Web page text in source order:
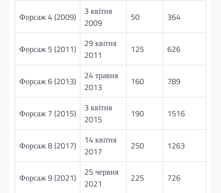
Форсаж 4 (2009)
3 квітня
2009
50 364
Форсаж 5 (2011)
29 квітня
2011
125 626
Форсаж 6 (2013)
24 травня
2013
160 789
Форсаж 7 (2015)
3 квітня
2015
190 1516
Форсаж 8 (2017)
14 квітня
2017
250 1263
Форсаж 9 (2021)
25 червня
2021
225 726